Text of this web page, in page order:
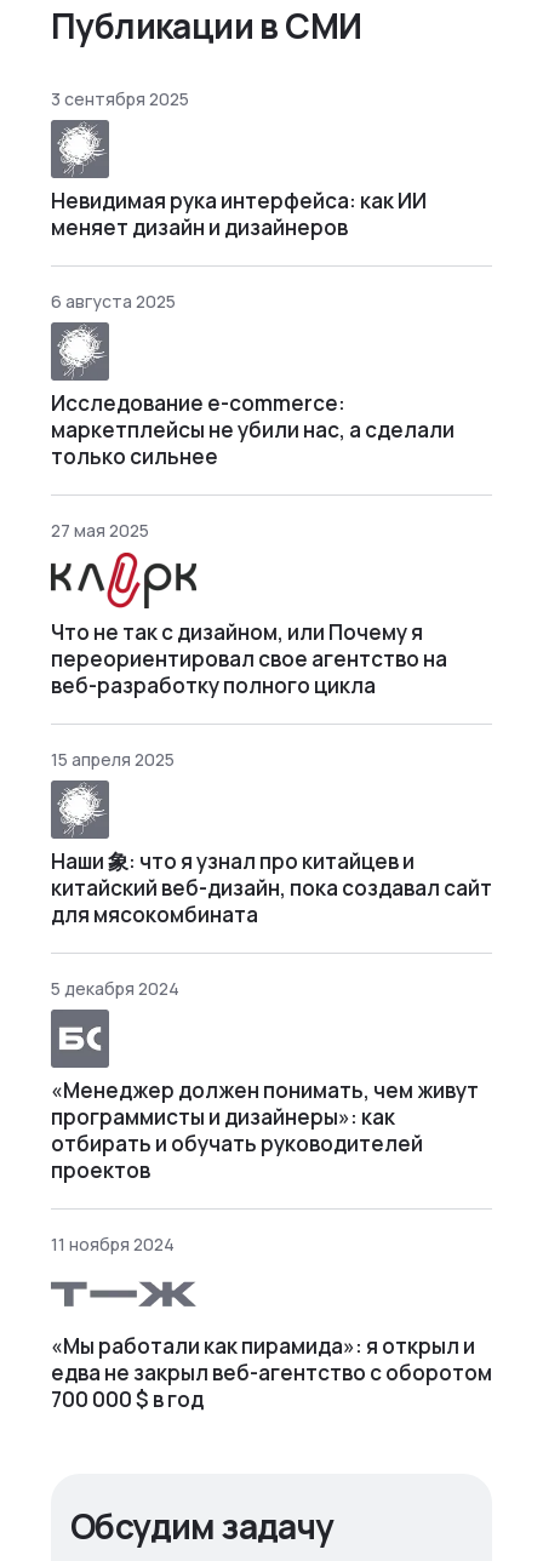
Публикации в СМИ
3 сентября 2025
Невидимая рука интерфейса: как ИИ
меняет дизайн и дизайнеров
6 августа 2025
Исследование e-commerce:
маркетплейсы не убили нас, а сделали
только сильнее
27 мая 2025
Что не так с дизайном, или Почему я
переориентировал свое агентство на
веб-разработку полного цикла
15 апреля 2025
Наши 象: что я узнал про китайцев и
китайский веб-дизайн, пока создавал сайт
для мясокомбината
5 декабря 2024
«Менеджер должен понимать, чем живут
программисты и дизайнеры»: как
отбирать и обучать руководителей
проектов
11 ноября 2024
«Мы работали как пирамида»: я открыл и
едва не закрыл веб⁠-⁠агентство с оборотом
700 000 $ в год
Обсудим задачу